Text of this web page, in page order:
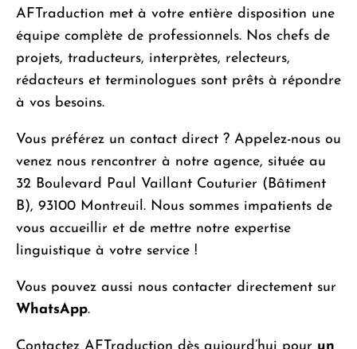
AFTraduction met à votre entière disposition une
équipe complète de professionnels. Nos chefs de
projets, traducteurs, interprètes, relecteurs,
rédacteurs et terminologues sont prêts à répondre
à vos besoins.
Vous préférez un contact direct ? Appelez-nous ou
venez nous rencontrer à notre agence, située au
32 Boulevard Paul Vaillant Couturier (Bâtiment
B), 93100 Montreuil. Nous sommes impatients de
vous accueillir et de mettre notre expertise
linguistique à votre service !
Vous pouvez aussi nous contacter directement sur
WhatsApp.
Contactez AFTraduction dès aujourd’hui pour un